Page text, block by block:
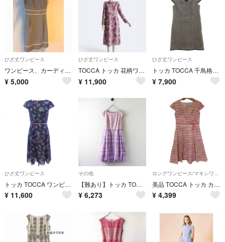
ひざ丈ワンピース
ワンピース、カーディガン セット
¥ 5,000
ひざ丈ワンピース
TOCCA トッカ 花柄ワンピース ピンク フラワーワンピース 長袖 ドレス
¥ 11,900
ひざ丈ワンピース
トッカ TOCCA 千鳥格子 チェック プリント ワンピース リボン ブラック2
¥ 7,900
ひざ丈ワンピース
トッカ TOCCA ワンピース
¥ 11,600
その他
【難あり】トッカ TOCCA ゴールドレーベル CROCUS フラワーエンブロイダリーワンピース 4 ラベンダーピンク┃■■花柄【2400015108827】
¥ 6,273
美品 TOCCA トッカ カシュクール フラワー エンブロイダリー ショートスリーブ ドレス ワンピース 4 ピンク レディース 古着 中古 USED
¥ 4,399